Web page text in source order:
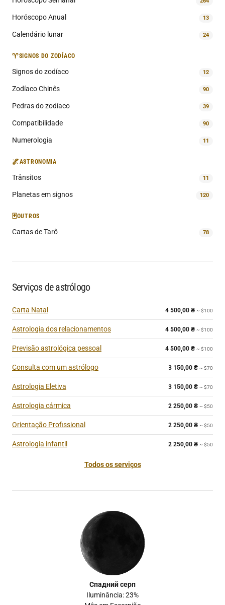
Horóscopo Anual 13
Calendário lunar 24
♈SIGNOS DO ZODÍACO
Signos do zodíaco 12
Zodíaco Chinês 90
Pedras do zodíaco 39
Compatibilidade 90
Numerologia 11
🌌ASTRONOMIA
Trânsitos 11
Planetas em signos 120
🃏OUTROS
Cartas de Tarô 78
Serviços de astrólogo
Carta Natal 4 500,00 ₴ ~ $100
Astrologia dos relacionamentos 4 500,00 ₴ ~ $100
Previsão astrológica pessoal 4 500,00 ₴ ~ $100
Consulta com um astrólogo 3 150,00 ₴ ~ $70
Astrologia Eletiva 3 150,00 ₴ ~ $70
Astrologia cármica 2 250,00 ₴ ~ $50
Orientação Profissional 2 250,00 ₴ ~ $50
Astrologia infantil 2 250,00 ₴ ~ $50
Todos os serviços
Спадний серп
Iluminância: 23%